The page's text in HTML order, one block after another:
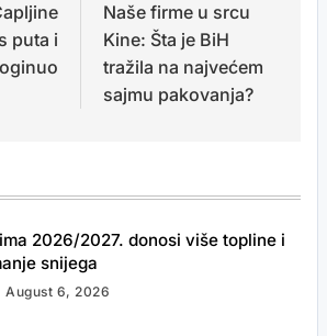
puta i
Naše firme u srcu
Kine: Šta je BiH
tražila na najvećem
sajmu pakovanja?
2026/2027. donosi više topline i
snijega
August 6, 2026